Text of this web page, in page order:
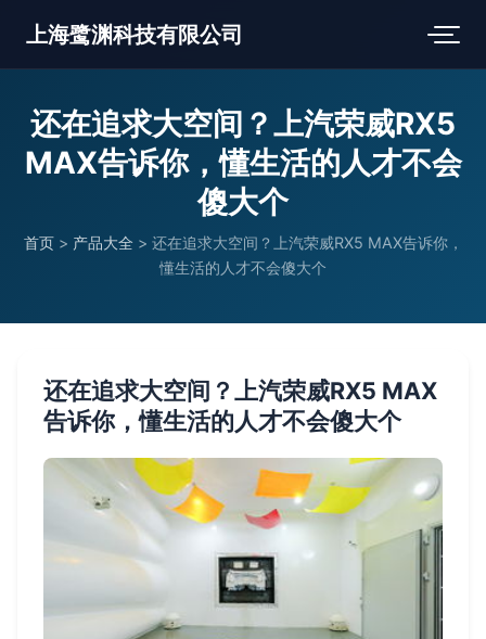
上海鹭渊科技有限公司
还在追求大空间？上汽荣威RX5
MAX告诉你，懂生活的人才不会
傻大个
首页 > 产品大全 > 还在追求大空间？上汽荣威RX5 MAX告诉你，
懂生活的人才不会傻大个
还在追求大空间？上汽荣威RX5 MAX
告诉你，懂生活的人才不会傻大个